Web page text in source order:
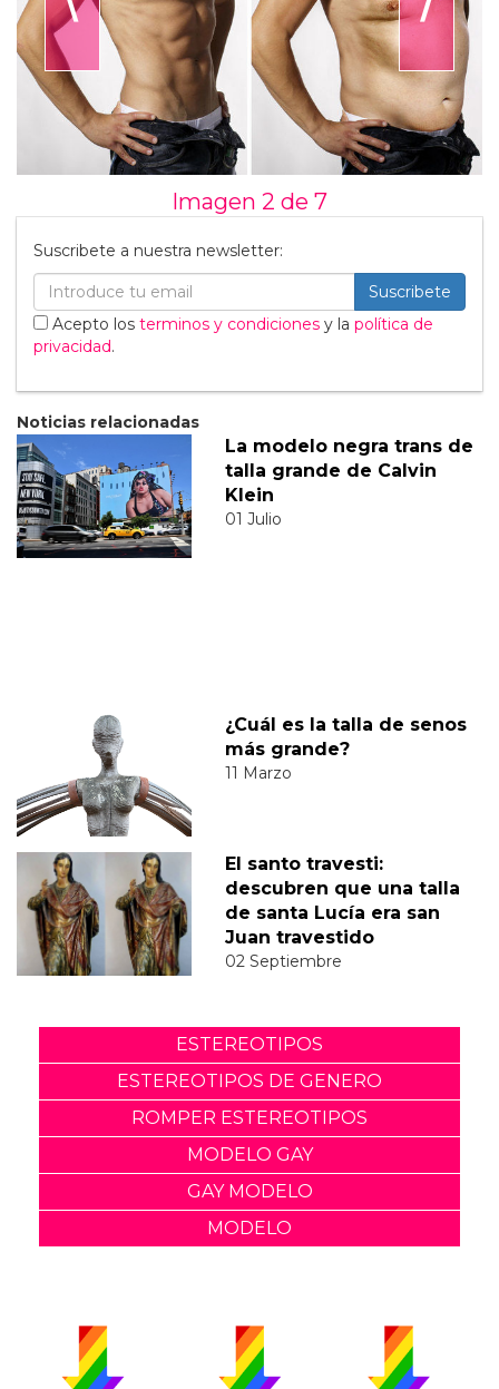
Imagen 2 de 7
Suscribete a nuestra newsletter:
Suscribete
Acepto los terminos y condiciones y la política de
privacidad.
Noticias relacionadas
La modelo negra trans de
talla grande de Calvin
Klein
01 Julio
¿Cuál es la talla de senos
más grande?
11 Marzo
El santo travesti:
descubren que una talla
de santa Lucía era san
Juan travestido
02 Septiembre
ESTEREOTIPOS
ESTEREOTIPOS DE GENERO
ROMPER ESTEREOTIPOS
MODELO GAY
GAY MODELO
MODELO